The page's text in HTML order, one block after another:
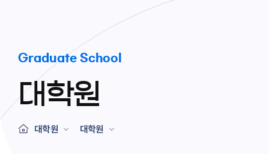
Graduate School
대학원
대학원 대학원